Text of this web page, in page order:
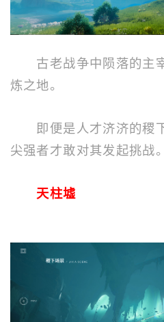
古老战争中陨落的主
炼之地。
即便是人才济济的稷
尖强者才敢对其发起挑战。
天柱墟